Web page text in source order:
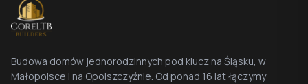
Budowa domów jednorodzinnych pod klucz na Śląsku, w
Małopolsce i na Opolszczyźnie. Od ponad 16 lat łączymy